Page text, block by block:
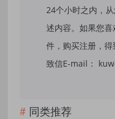
24个小时之内，
述内容。如果您
件，购买注册，
致信E-mail：
同类推荐